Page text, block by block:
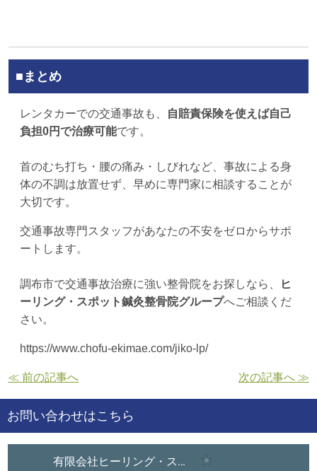
■まとめ
レンタカーでの交通事故も、
自賠責保険を使えば自己
負担0円で治療可能です。
首のむち打ち・腰の痛み・しびれなど、事故による身
体の不調は放置せず、早めに専門家に相談することが
大切です。
交通事故専門スタッフがあなたの不安をゼロからサポ
ートします。
調布市で交通事故治療に強い整骨院をお探しなら、
ヒ
ーリング・スポット鍼灸整骨院グループへご相談くだ
さい。
https://www.chofu-ekimae.com/jiko-lp/
≪ 前の記事へ 次の記事へ ≫
お問い合わせはこちら